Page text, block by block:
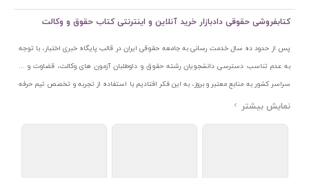
کتابفروشی حقوقی دادبازار خرید آنلاین و اینترنتی کتاب حقوق و وکالت
پس از حدود ده سال خدمت رسانی به جامعه حقوقی ایران در قالب پایگاه خبری اختبار، با توجه
به عدم تناسب دسترسی دانشجویان رشته حقوق و داوطلبان آزمون های وکالت، قضاوت و ...
سراسر کشور به منابع معتبر و بروز، به این فکر افتادیم با استفاده از تجربه و تخصص تیم حرفه
ای اختبار خدمتی جدید به جامعه حقوقی ایران ارائه کنیم. به این منظور با راه اندازی و تجهیز